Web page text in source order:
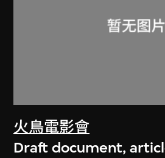
火鳥電影會
Draft document,